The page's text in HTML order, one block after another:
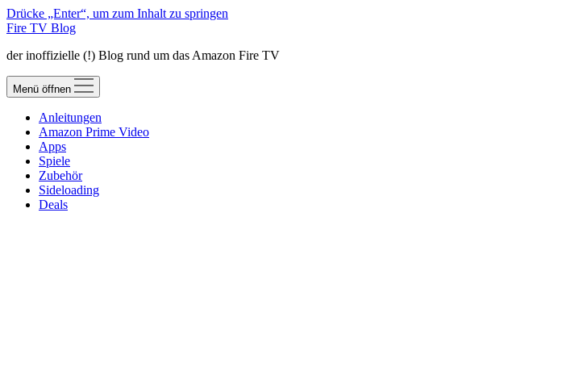
Drücke „Enter“, um zum Inhalt zu springen
Fire TV Blog
der inoffizielle (!) Blog rund um das Amazon Fire TV
Menü öffnen
Anleitungen
Amazon Prime Video
Apps
Spiele
Zubehör
Sideloading
Deals